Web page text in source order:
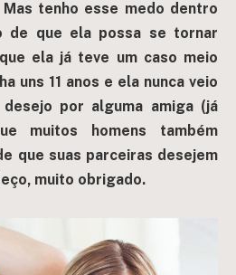
tenho esse medo dentro
de que ela possa se tornar
ela já teve um caso meio
uns 11 anos e ela nunca veio
por alguma amiga (já
muitos homens também
que suas parceiras desejem
muito obrigado.